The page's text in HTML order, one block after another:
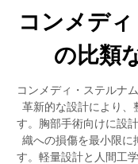
コンメデ
の比類
コンメディ・ステルナ
革新的な設計により、
す。胸部手術向けに設
織への損傷を最小限に
す。軽量設計と人間工